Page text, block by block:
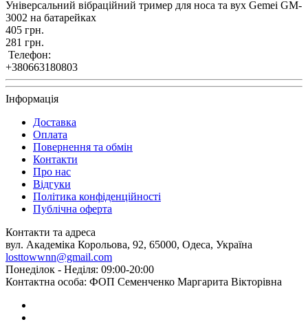
Універсальний вібраційний тример для носа та вух Gemei GM-
3002 на батарейках
405 грн.
281 грн.
Телефон:
+380663180803
Інформація
Доставка
Оплата
Повернення та обмін
Контакти
Про нас
Відгуки
Політика конфіденційності
Публічна оферта
Контакти та адреса
вул. Академіка Корольова, 92, 65000, Одеса, Україна
losttowwnn@gmail.com
Понеділок - Неділя: 09:00-20:00
Контактна особа: ФОП Семенченко Маргарита Вікторівна